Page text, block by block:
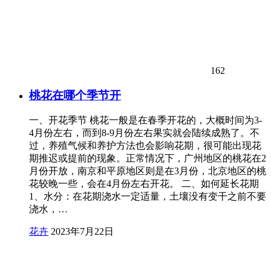
162
桃花在哪个季节开
一、开花季节 桃花一般是在春季开花的，大概时间为3-
4月份左右，而到8-9月份左右果实就会陆续成熟了。不
过，养殖气候和养护方法也会影响花期，很可能出现花
期推迟或提前的现象。正常情况下，广州地区的桃花在2
月份开放，南京和平原地区则是在3月份，北京地区的桃
花较晚一些，会在4月份左右开花。 二、如何延长花期
1、水分：在花期浇水一定适量，土壤没有变干之前不要
浇水，…
花卉 2023年7月22日